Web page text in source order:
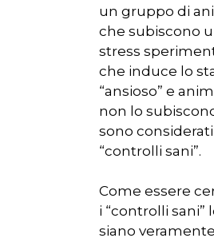
un gruppo di
che subiscono
stress
che induce lo
“ansioso” e
non lo
sono considerati
“controlli sani”.
Come essere
i “controlli sani”
siano